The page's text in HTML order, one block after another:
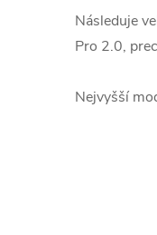
Následuje
Pro 2.0,
Nejvyšší